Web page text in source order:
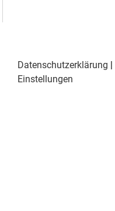
Datenschutzerklärung |
Einstellungen